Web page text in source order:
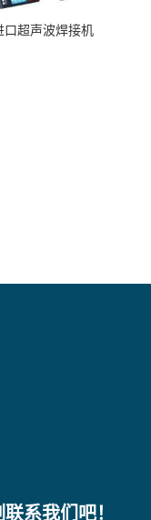
口超声波焊接机
系我们吧！